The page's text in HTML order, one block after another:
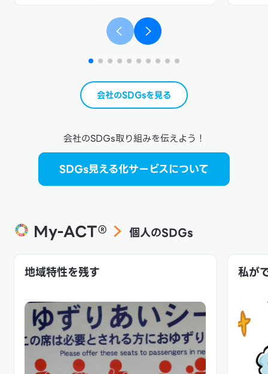
ーとして再び訪れることが多いのだとか。 同ホテルは
2021年6月、築40年ほどの建物をリノベーションして
オープンしました。コンセプトは、人の健康にとってベ
きに地球環境に負荷がかからないこと。 廃棄するとき
材にこだわりました。 床はナラ材、格子部分はスギの
間伐材、ほかには竹材も活用し、テラスも含めて天然木
のみで仕上げました。客室に用意したアメニティトレイ
や鉛筆も小田原の間伐材を使用したものをチョイスして
豊かですが、その色がデザインに生かされています。化
学塗料やビニールクロスは、バックヤードにいたるまで
一切使用していません。 木や土といった自然素材は、
断熱性・調湿性に優れているだけでなく、遠い将来廃棄
された時にも分解されて環境に負荷をかけないというメ
リットがあります。 冷暖房にはパネルシェードを使用
せて、輻射熱の作用で室内をゆっくりと冷やす、または
温めるという仕組み。RC構造の蓄熱性を生かしつつ、
さらに80ミリの外断熱を施したり、断熱効果の高いサ
力も従来の半分と、地球にも人にもやさしい次世代型エ
アコンと言えそうです。就寝中に室内が乾燥することが
設置する、窓ガラスに断熱フィルムを貼るなど、さらな
る対策を施しています。 地元の食材を使用し、食品ロス
を防ぐ レストランで提供する料理については、地元の
食材を使用することに積極的に取り組んでいます。湯治
場で湯上がりに提供しているレモン水には、地元の農家
から直接仕入れた完全無農薬のレモンを使用。旬野菜エ
スプレッソスープはメインで使わない野菜をひたすら煮
120名に
銀行口
してい
業など
ていま
成果もあがって
業を展
介護施
した。
会社のSDGsを見る
会社のSDGs取り組みを伝えよう！
SDGs見える化サービスについて
My-ACT® 個人のSDGs
地域特性を残す 私が